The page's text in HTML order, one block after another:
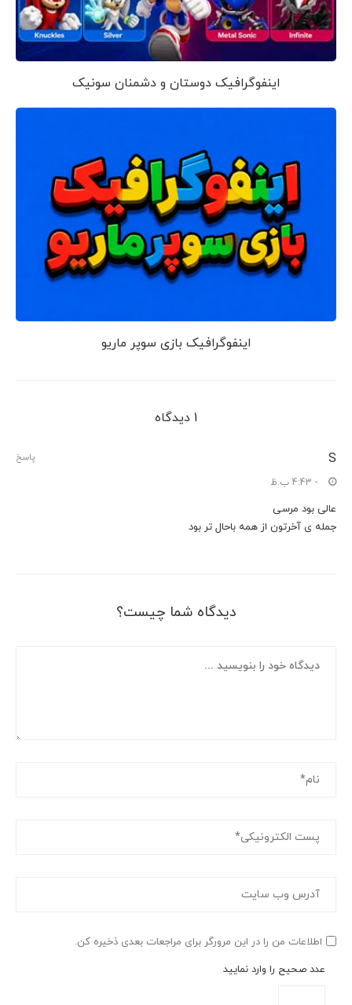
اینفوگرافیک دوستان و دشمنان سونیک
اینفوگرافیک بازی سوپر ماریو
1 دیدگاه
S
- 4:43 ب.ظ
عالی بود مرسی
جمله ی آخرتون از همه باحال تر بود
پاسخ
دیدگاه شما چیست؟
اطلاعات من را در این مرورگر برای مراجعات بعدی ذخیره کن.
عدد صحیح را وارد نمایید